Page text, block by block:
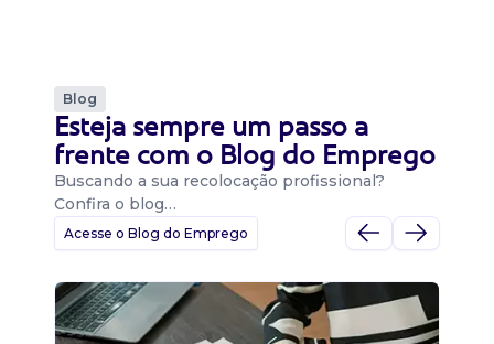
Blog
Esteja sempre um passo a
frente com o Blog do Emprego
Buscando a sua recolocação profissional?
Confira o blog…
Acesse o Blog do Emprego